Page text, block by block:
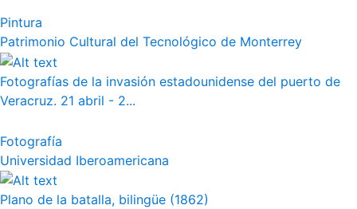
Pintura
Patrimonio Cultural del Tecnológico de Monterrey
Fotografías de la invasión estadounidense del puerto de
Veracruz. 21 abril - 2...
Fotografía
Universidad Iberoamericana
Plano de la batalla, bilingüe (1862)